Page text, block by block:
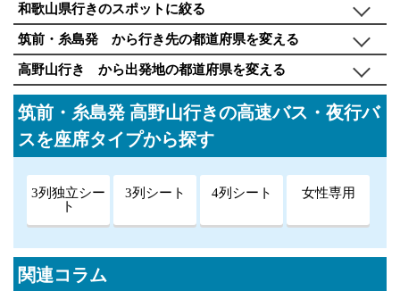
和歌山県行きのスポットに絞る
筑前・糸島発 から行き先の都道府県を変える
高野山行き から出発地の都道府県を変える
筑前・糸島発 高野山行きの高速バス・夜行バ
スを座席タイプから探す
3列独立シー
ト
3列シート 4列シート 女性専用
関連コラム